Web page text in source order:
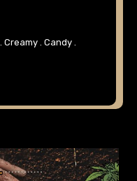
.Creamy .Candy .